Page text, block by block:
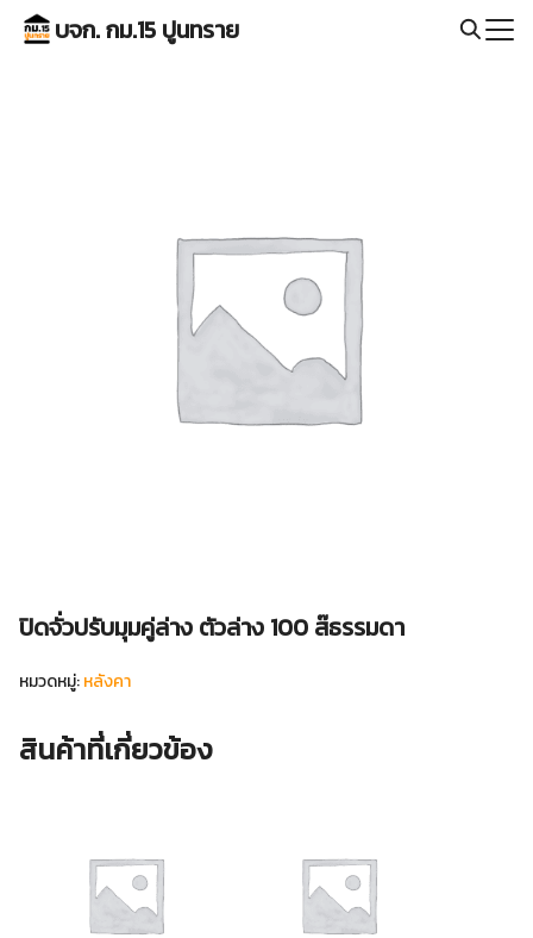
Skip
บจก. กม.15 ปูนทราย
ปิดจั่วปรับมุมคู่ล่าง ตัวล่าง 100 ส๊ธรรมดา
หมวดหมู่:หลังคา
สินค้าที่เกี่ยวข้อง